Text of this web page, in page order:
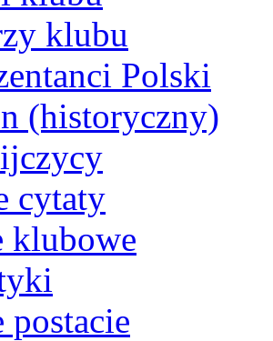
klubu
Polski
(historyczny)
cytaty
klubowe
postacie